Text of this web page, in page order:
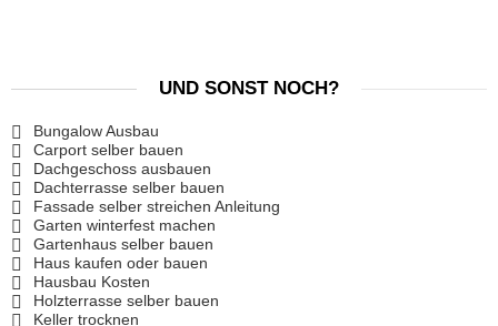
UND SONST NOCH?
Bungalow Ausbau
Carport selber bauen
Dachgeschoss ausbauen
Dachterrasse selber bauen
Fassade selber streichen Anleitung
Garten winterfest machen
Gartenhaus selber bauen
Haus kaufen oder bauen
Hausbau Kosten
Holzterrasse selber bauen
Keller trocknen